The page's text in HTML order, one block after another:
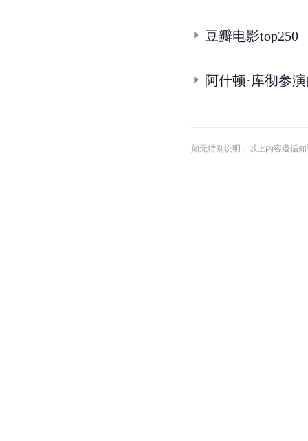
豆瓣电影top250
阿什顿·库彻参
如无特别说明，以上内容遵循